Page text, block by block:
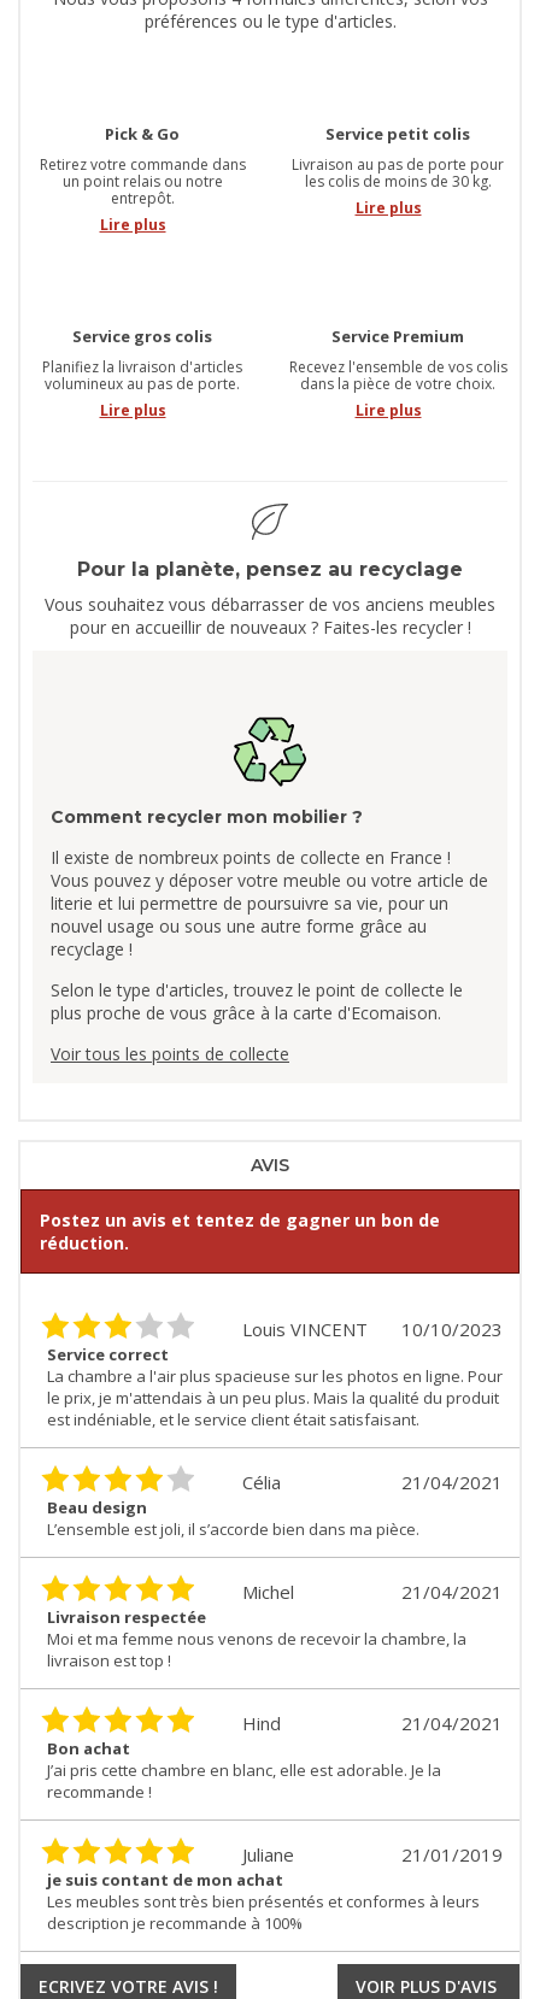
préférences ou le type d'articles.
Pick & Go
Retirez votre commande dans
un point relais ou notre
entrepôt.
Lire plus
Service petit colis
Livraison au pas de porte pour
les colis de moins de 30 kg.
Lire plus
Service gros colis
Planifiez la livraison d'articles
volumineux au pas de porte.
Lire plus
Service Premium
Recevez l'ensemble de vos colis
dans la pièce de votre choix.
Lire plus
Pour la planète, pensez au recyclage
Vous souhaitez vous débarrasser de vos anciens meubles
pour en accueillir de nouveaux ? Faites-les recycler !
Comment recycler mon mobilier ?
Il existe de nombreux points de collecte en France !
Vous pouvez y déposer votre meuble ou votre article de
literie et lui permettre de poursuivre sa vie, pour un
nouvel usage ou sous une autre forme grâce au
recyclage !
Selon le type d'articles, trouvez le point de collecte le
plus proche de vous grâce à la carte d'Ecomaison.
Voir tous les points de collecte
AVIS
Postez un avis et tentez de gagner un bon de
réduction.
10/10/2023
Louis VINCENT
Service correct
La chambre a l'air plus spacieuse sur les photos en ligne. Pour
le prix, je m'attendais à un peu plus. Mais la qualité du produit
est indéniable, et le service client était satisfaisant.
21/04/2021
Célia
Beau design
L’ensemble est joli, il s’accorde bien dans ma pièce.
21/04/2021
Michel
Livraison respectée
Moi et ma femme nous venons de recevoir la chambre, la
livraison est top !
21/04/2021
Hind
Bon achat
J’ai pris cette chambre en blanc, elle est adorable. Je la
recommande !
21/01/2019
Juliane
je suis contant de mon achat
Les meubles sont très bien présentés et conformes à leurs
description je recommande à 100%
ECRIVEZ VOTRE AVIS ! VOIR PLUS D'AVIS